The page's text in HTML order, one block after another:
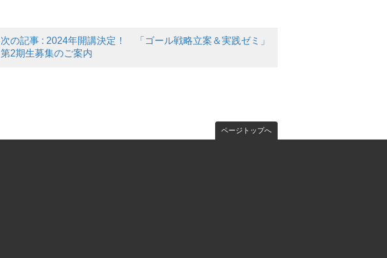
次の記事 : 2024年開講決定！ 「ゴール戦略立案＆実践ゼミ」
第2期生募集のご案内
ページトップへ